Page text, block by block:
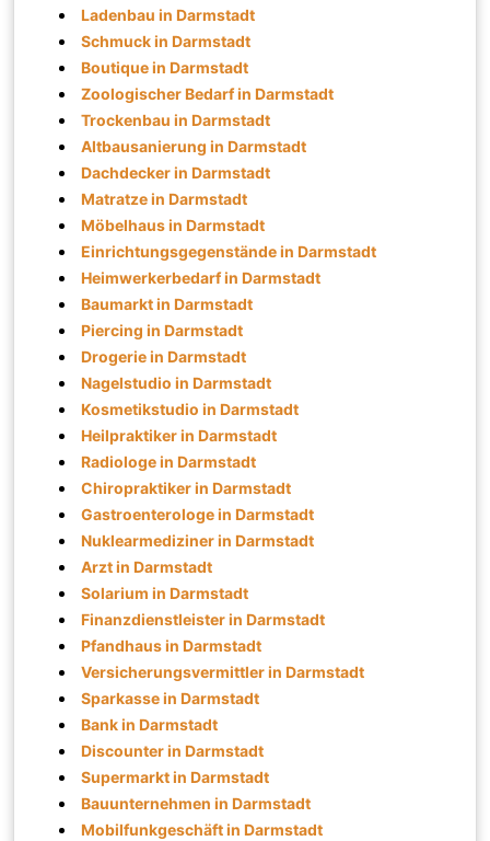
Ladenbau in Darmstadt
Schmuck in Darmstadt
Boutique in Darmstadt
Zoologischer Bedarf in Darmstadt
Trockenbau in Darmstadt
Altbausanierung in Darmstadt
Dachdecker in Darmstadt
Matratze in Darmstadt
Möbelhaus in Darmstadt
Einrichtungsgegenstände in Darmstadt
Heimwerkerbedarf in Darmstadt
Baumarkt in Darmstadt
Piercing in Darmstadt
Drogerie in Darmstadt
Nagelstudio in Darmstadt
Kosmetikstudio in Darmstadt
Heilpraktiker in Darmstadt
Radiologe in Darmstadt
Chiropraktiker in Darmstadt
Gastroenterologe in Darmstadt
Nuklearmediziner in Darmstadt
Arzt in Darmstadt
Solarium in Darmstadt
Finanzdienstleister in Darmstadt
Pfandhaus in Darmstadt
Versicherungsvermittler in Darmstadt
Sparkasse in Darmstadt
Bank in Darmstadt
Discounter in Darmstadt
Supermarkt in Darmstadt
Bauunternehmen in Darmstadt
Mobilfunkgeschäft in Darmstadt